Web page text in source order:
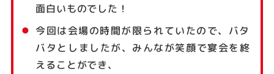
面白いものでした！
今回は会場の時間が限られていたので、バタ
バタとしましたが、みんなが笑顔で宴会を終
えることができ、